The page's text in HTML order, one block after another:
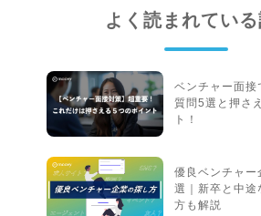
よく読まれてい
ベンチャー面接
質問5選と押さ
ト！
優良ベンチャー
選｜新卒と中途
方も解説